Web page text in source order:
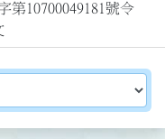
第10700049181號令